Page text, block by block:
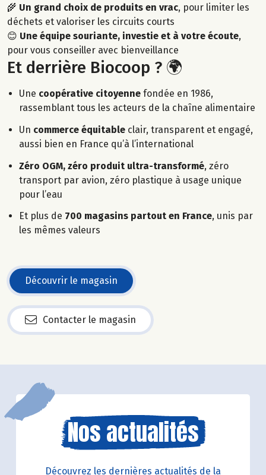
🌾 Un grand choix de produits en vrac, pour limiter les
déchets et valoriser les circuits courts
😊 Une équipe souriante, investie et à votre écoute,
pour vous conseiller avec bienveillance
Et derrière Biocoop ? 🌍
Une coopérative citoyenne fondée en 1986,
rassemblant tous les acteurs de la chaîne alimentaire
Un commerce équitable clair, transparent et engagé,
aussi bien en France qu’à l’international
Zéro OGM, zéro produit ultra-transformé, zéro
transport par avion, zéro plastique à usage unique
pour l’eau
Et plus de 700 magasins partout en France, unis par
les mêmes valeurs
Découvrir le magasin
Contacter le magasin
Nos actualités
Découvrez les dernières actualités de la